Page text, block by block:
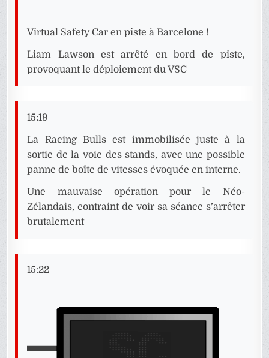
Virtual Safety Car en piste à Barcelone !
Liam Lawson est arrêté en bord de piste,
provoquant le déploiement du VSC
15:19
La Racing Bulls est immobilisée juste à la
sortie de la voie des stands, avec une possible
panne de boîte de vitesses évoquée en interne.
Une mauvaise opération pour le Néo-
Zélandais, contraint de voir sa séance s’arrêter
brutalement
15:22